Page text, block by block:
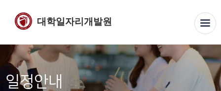
대학일자리개발원
일정안내